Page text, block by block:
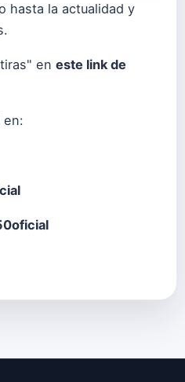
hasta la actualidad y
en este link de
en: